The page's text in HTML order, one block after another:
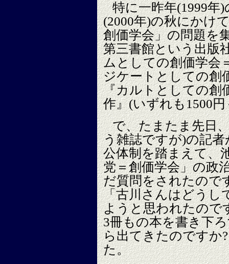
特に一昨年(1999年
(2000年)の秋にかけ
創価学会」の問題を
第三書館という出版
ムとしての創価学会
ジケートとしての創
『カルトとしての創
作』(いずれも1500
で、たまたま先日
う雑誌ですが)の記
公体制を踏まえて、
党＝創価学会」の政
だ質問をされたので
「古川さんはどうし
ようと思われたので
3冊もの本を書き下
ら出てきたのですか
た。